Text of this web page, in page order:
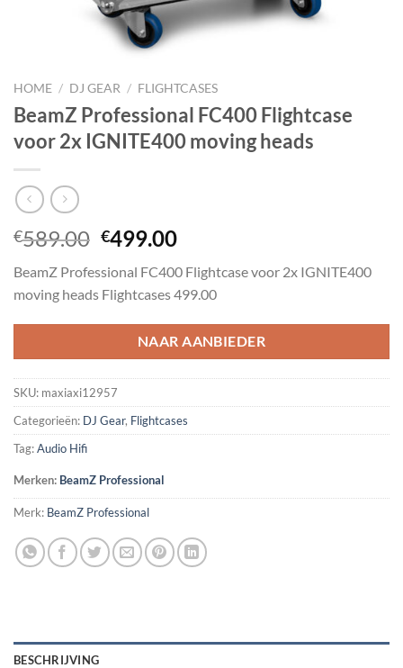
HOME / DJ GEAR / FLIGHTCASES
BeamZ Professional FC400 Flightcase
voor 2x IGNITE400 moving heads
€589.00 Oorspronkelijke
was:
€589.00.
€499.00Huidige
is:
€499.00.
BeamZ Professional FC400 Flightcase voor 2x IGNITE400
moving heads Flightcases 499.00
NAAR AANBIEDER
SKU: maxiaxi12957
Categorieën: DJ Gear, Flightcases
Tag:Audio Hifi
Merken: BeamZ Professional
Merk: BeamZ Professional
BESCHRIJVING